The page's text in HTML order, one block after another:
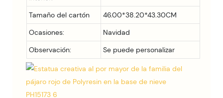
Tamaño del cartón
46.00*38.20*43.30CM
Ocasiones:
Navidad
Observación:
Se puede personalizar